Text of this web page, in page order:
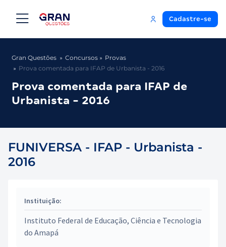
Cadastre-se
Gran Questões Concursos
Provas
Prova comentada para IFAP de Urbanista - 2016
Prova comentada para IFAP de
Urbanista - 2016
FUNIVERSA - IFAP - Urbanista -
2016
Instituição:
Instituto Federal de Educação, Ciência e Tecnologia
do Amapá